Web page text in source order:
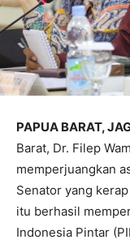
PAPUA BARAT,
Barat, Dr. Filep
memperjuangkan
Senator yang
itu berhasil
Indonesia Pintar